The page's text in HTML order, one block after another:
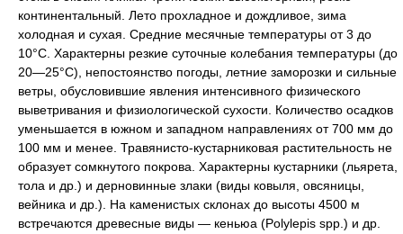
континентальный. Лето прохладное и дождливое, зима
холодная и сухая. Средние месячные температуры от 3 до
10°С. Характерны резкие суточные колебания температуры (до
20—25°С), непостоянство погоды, летние заморозки и сильные
ветры, обусловившие явления интенсивного физического
выветривания и физиологической сухости. Количество осадков
уменьшается в южном и западном направлениях от 700 мм до
100 мм и менее. Травянисто-кустарниковая растительность не
образует сомкнутого покрова. Характерны кустарники (льярета,
тола и др.) и дерновинные злаки (виды ковыля, овсяницы,
вейника и др.). На каменистых склонах до высоты 4500 м
встречаются древесные виды — кеньюа (Polylepis spp.) и др.